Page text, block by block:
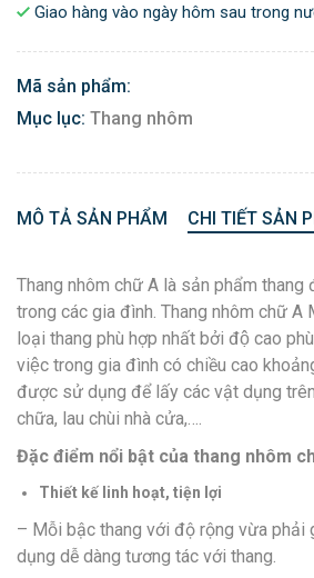
Giao hàng vào ngày hôm sau trong
Mã sản phẩm:
Mục lục: Thang nhôm
MÔ TẢ SẢN PHẨM CHI TIẾT SẢN
Thang nhôm chữ A là sản phẩm
trong các gia đình. Thang nhôm chữ
loại thang phù hợp nhất bởi độ cao
việc trong gia đình có chiều cao
được sử dụng để lấy các vật dụng
chữa, lau chùi nhà cửa,….
Đặc điểm nổi bật của thang nhôm
Thiết kế linh hoạt, tiện lợi
– Mỗi bậc thang với độ rộng vừa phải
dụng dễ dàng tương tác với thang.